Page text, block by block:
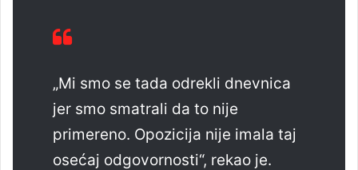
„Mi smo se tada odrekli dnevnica
jer smo smatrali da to nije
primereno. Opozicija nije imala taj
osećaj odgovornosti“, rekao je.